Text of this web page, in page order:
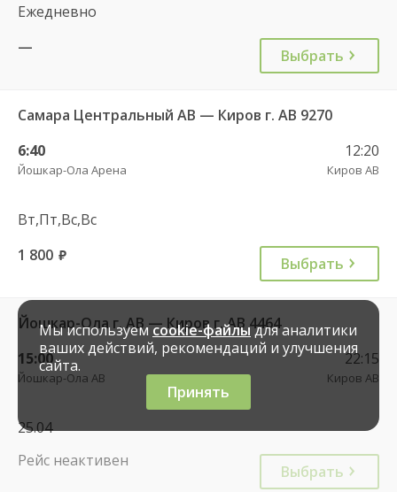
Ежедневно
—
Выбрать
Самара Центральный АВ — Киров г. АВ 9270
6:40
Йошкар-Ола Арена
12:20
Киров АВ
Вт,Пт,Вс,Вс
1 800 руб. Выбрать
Йошкар-Ола г. АВ — Киров г. АВ 4464
15:00
Йошкар-Ола АВ
22:15
Киров АВ
25.04
Рейс неактивен
Выбрать
Мы используемcookie-файлыдля аналитики
ваших действий, рекомендаций и улучшения
сайта.
Принять